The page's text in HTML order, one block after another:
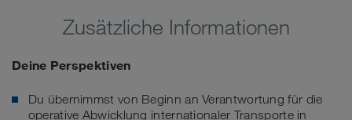
Zusätzliche Informationen
Deine Perspektiven
Du übernimmst von Beginn an Verantwortung für die
operative Abwicklung internationaler Transporte in